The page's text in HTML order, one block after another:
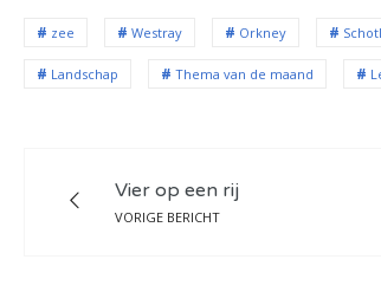
zee Westray Orkney
Landschap Thema van de maand
Vier op een rij
VORIGE BERICHT